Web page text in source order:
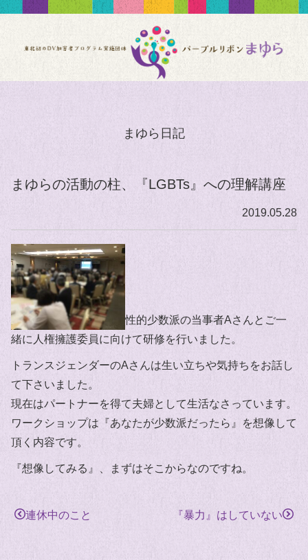
まゆら日記
まゆらの活動の柱、『LGBTs』への理解講座
2019.05.28
性的少数派の当事者Aさんとご一
緒に人権擁護委員に向けて研修を行いました。
トランスジェンダーのAさんは生い立ちや気持ちをお話し
て下さいました。
現在はパートナーを得て夫婦として生活なさっています。
ワークショップは『あなたが少数派だったら』を想像して
頂く内容です。
『想像してみる』、まずはそこからなのですね。
連休中のこと 『暴力』はしていない